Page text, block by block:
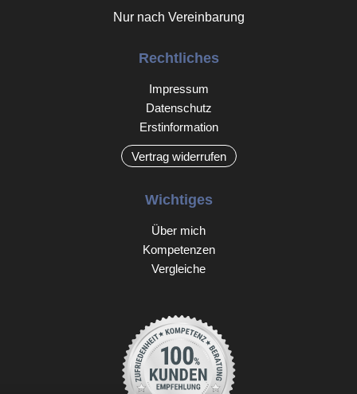
Nur nach Vereinbarung
Rechtliches
Impressum
Datenschutz
Erstinformation
Vertrag widerrufen
Wichtiges
Über mich
Kompetenzen
Vergleiche